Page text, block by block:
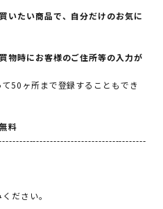
いたい商品で、自分だけのお気に
物時にお客様のご住所等の入力が
50ヶ所まで登録することもでき
料
ださい。